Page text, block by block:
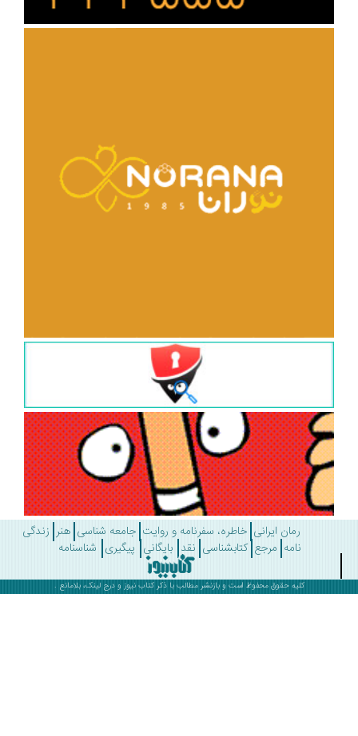
رمان ایرانی خاطره، سفرنامه و روایت جامعه شناسی هنر زندگی
مرجع کتابشناسی نقد بایگانی پیگیری شناسنامه
کلیه حقوق محفوظ است و بازنشر مطالب با ذکرکتاب نیوز و درج لینک، بلامانع .